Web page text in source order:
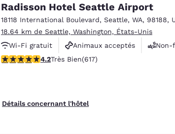
Radisson Hotel Seattle Airport
18118 International Boulevard, Seattle, WA, 98188,
18.64 km de Seattle, Washington, États-Unis
Wi-Fi gratuit
Animaux acceptés
Non-
4.16 étoiles. Très Bien. 617 commentaires
4.2Très Bien(617)
Détails concernant l'hôtel